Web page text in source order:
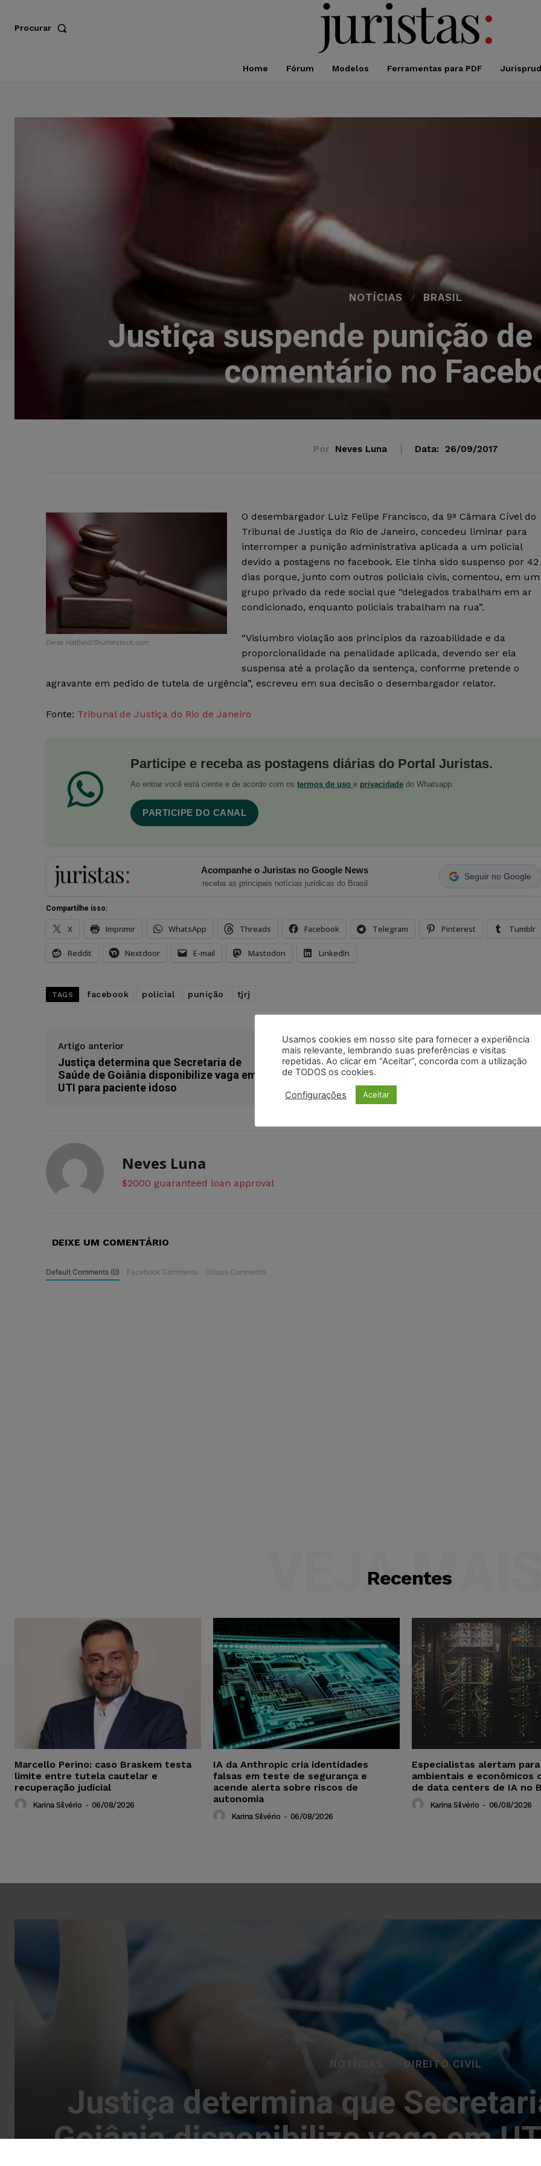
Procurar
Home Fórum Modelos Ferramentas para PDF
NOTÍCIAS BRASIL
Justiça suspende punição
comentário no
Por Neves Luna Data: 26/09/2017
Derek Hatfield/Shutterstock.com
O desembargador Luiz Felipe Francisco, da 9ª Câmara Cível do
Tribunal de Justiça do Rio de Janeiro, concedeu liminar para
interromper a punição administrativa aplicada a um policial
devido a postagens no facebook. Ele tinha sido suspenso por 42
dias porque, junto com outros policiais civis, comentou, em um
grupo privado da rede social que “delegados trabalham em ar
condicionado, enquanto policiais trabalham na rua”.
“Vislumbro violação aos princípios da razoabilidade e da
proporcionalidade na penalidade aplicada, devendo ser ela
suspensa até a prolação da sentença, conforme pretende o
agravante em pedido de tutela de urgência”, escreveu em sua decisão o desembargador relator.
Fonte: Tribunal de Justiça do Rio de Janeiro
Participe e receba as postagens diárias do Portal Juristas.
Ao entrar você está ciente e de acordo com os termos de uso e privacidade do Whatsapp.
PARTICIPE DO CANAL
Acompanhe o Juristas no Google News
receba as principais notícias jurídicas do Brasil
Seguir no Google
Compartilhe isso:
X Imprimir WhatsApp Threads Facebook Telegram Pinterest Tumblr
Reddit Nextdoor E-mail Mastodon LinkedIn
TAGS facebook policial punição tjrj
Artigo anterior
Justiça determina que Secretaria de
Saúde de Goiânia disponibilize vaga em
UTI para paciente idoso
Próximo artigo
Exame positivo de gravidez no fim do
aviso-prévio garante estabilidade a
operadora de caixa
Neves Luna
$2000 guaranteed loan approval
DEIXE UM COMENTÁRIO
Default Comments (0) Facebook Comments Disqus Comments
Recentes
VEJA
Marcello Perino: caso Braskem testa
limite entre tutela cautelar e
recuperação judicial
Karina Silvério - 06/08/2026
IA da Anthropic cria identidades
falsas em teste de segurança e
acende alerta sobre riscos de
autonomia
Karina Silvério - 06/08/2026
Especialistas alertam
ambientais e econômicos
de data centers de IA no
Karina Silvério - 06/08/2026
Usamos cookies em nosso site para fornecer a experiência
mais relevante, lembrando suas preferências e visitas
repetidas. Ao clicar em “Aceitar”, concorda com a utilização
de TODOS os cookies.
Configurações Aceitar